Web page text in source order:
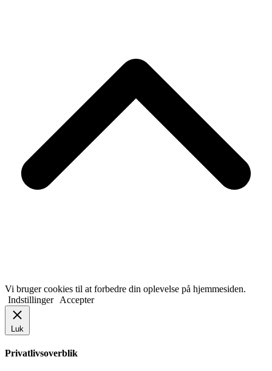
Vi bruger cookies til at forbedre din oplevelse på hjemmesiden.
Indstillinger
Accepter
Luk
Privatlivsoverblik